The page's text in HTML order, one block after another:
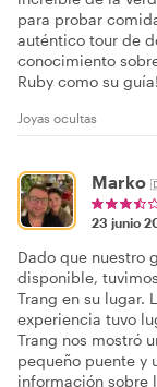
para probar
auténtico tour de
conocimiento
Ruby como su guía!
Joyas ocultas
Marko
23 junio
Dado que nuestro
disponible,
Trang en su lugar.
experiencia tuvo
Trang nos mostró
pequeño puente y
información sobre